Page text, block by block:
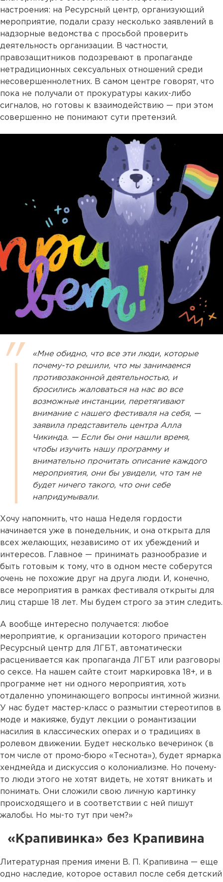
настроения: на Ресурсный центр, организующий
мероприятие, подали сразу несколько заявлений в
надзорные ведомства с просьбой проверить
деятельность организации. В частности,
правозащитников подозревают в пропаганде
нетрадиционных сексуальных отношений среди
несовершеннолетних. В самом центре говорят, что
пока не получали от прокуратуры каких-либо
сигналов, но готовы к взаимодействию — при этом
совершенно не понимают сути претензий.
«Мне обидно, что все эти люди, которые
почему-то решили, что мы занимаемся
противозаконной деятельностью, и
бросились жаловаться на нас во все
возможные инстанции, перетягивают
внимание с нашего фестиваля на себя, —
заявила представитель центра Алла
Чикинда. — Если бы они нашли время,
чтобы изучить нашу программу и
внимательно прочитать описание каждого
мероприятия, они бы увидели, что там не
будет ничего такого, что они себе
напридумывали.
Хочу напомнить, что наша Неделя гордости
начинается уже в понедельник, и она открыта для
всех желающих, независимо от их убеждений и
интересов. Главное — принимать разнообразие и
быть готовым к тому, что в одном месте соберутся
очень не похожие друг на друга люди. И, конечно,
все мероприятия в рамках фестиваля открыты для
лиц старше 18 лет. Мы будем строго за этим следить.
А вообще интересно получается: любое
мероприятие, к организации которого причастен
Ресурсный центр для ЛГБТ, автоматически
расценивается как пропаганда ЛГБТ или разговоры
о сексе. На нашем сайте стоит маркировка 18+, и в
программе нет ни одного мероприятия, хоть
отдаленно упоминающего вопросы интимной жизни.
У нас будет мастер-класс о размытии стереотипов в
моде и макияже, будут лекции о романтизации
насилия в классических операх и о традициях в
ролевом движении. Будет несколько вечеринок (в
том числе от промо-бюро «Теснота»), будет ярмарка
хендмейда и дискуссия о колониализме. Но почему-
то люди этого не хотят видеть, не хотят вникать и
понимать. Они сложили свою личную картинку
происходящего и в соответствии с ней пишут
жалобы. Но мы-то тут при чем?»
« Крапивинка» без Крапивина
Литературная премия имени В. П. Крапивина — еще
одно наследие, которое оставил после себя детский